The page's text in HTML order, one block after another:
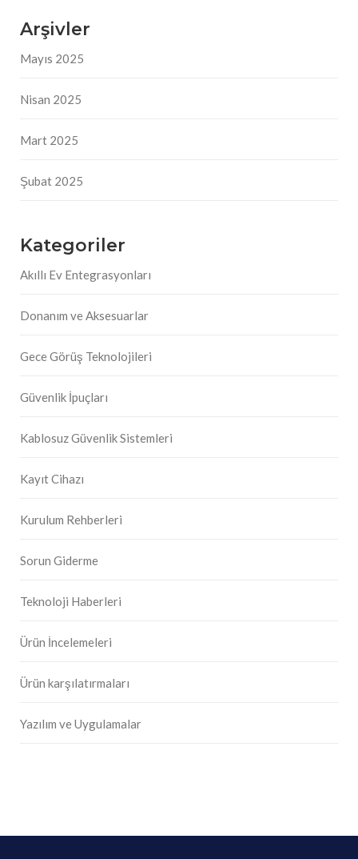
Arşivler
Mayıs 2025
Nisan 2025
Mart 2025
Şubat 2025
Kategoriler
Akıllı Ev Entegrasyonları
Donanım ve Aksesuarlar
Gece Görüş Teknolojileri
Güvenlik İpuçları
Kablosuz Güvenlik Sistemleri
Kayıt Cihazı
Kurulum Rehberleri
Sorun Giderme
Teknoloji Haberleri
Ürün İncelemeleri
Ürün karşılatırmaları
Yazılım ve Uygulamalar